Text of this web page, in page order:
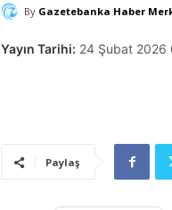
By Gazetebanka Haber
Yayın Tarihi: 24 Şubat 2026
Paylaş